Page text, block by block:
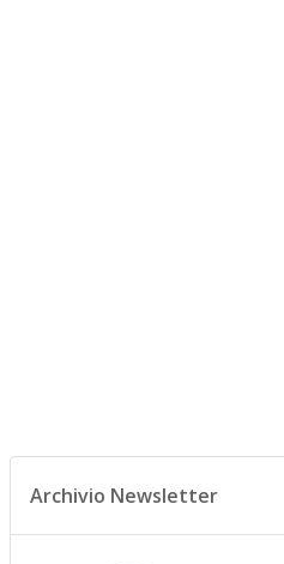
Archivio Newsletter